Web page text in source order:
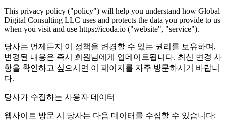
This privacy policy ("policy") will help you understand how Global
Digital Consulting LLC uses and protects the data you provide to us
when you visit and use https://icoda.io ("website", "service").
당사는 언제든지 이 정책을 변경할 수 있는 권리를 보유하며,
변경된 내용은 즉시 회원님에게 업데이트됩니다. 최신 변경 사
항을 확인하고 싶으시면 이 페이지를 자주 방문하시기 바랍니
다.
당사가 수집하는 사용자 데이터
웹사이트 방문 시 당사는 다음 데이터를 수집할 수 있습니다: